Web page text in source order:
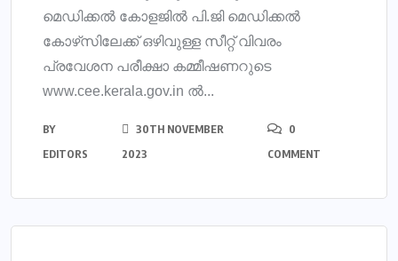
മെഡിക്കൽ കോളജിൽ പി.ജി മെഡിക്കൽ
കോഴ്‌സിലേക്ക് ഒഴിവുള്ള സീറ്റ് വിവരം
പ്രവേശന പരീക്ഷാ കമ്മീഷണറുടെ
www.cee.kerala.gov.in ൽ...
BY
EDITORS
30TH NOVEMBER
2023
0
COMMENT